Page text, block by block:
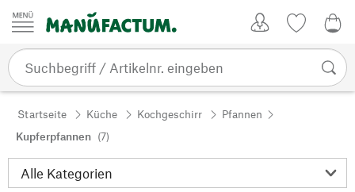
Zum Inhalt springen
Startseite Küche Kochgeschirr
Pfannen
Kupferpfannen (7)